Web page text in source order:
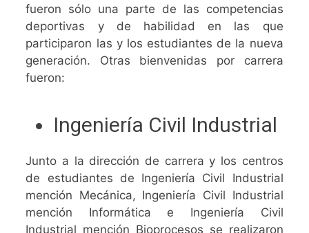
fueron sólo una parte de las competencias
deportivas y de habilidad en las que
participaron las y los estudiantes de la nueva
generación. Otras bienvenidas por carrera
fueron:
Ingeniería Civil Industrial
Junto a la dirección de carrera y los centros
de estudiantes de Ingeniería Civil Industrial
mención Mecánica, Ingeniería Civil Industrial
mención Informática e Ingeniería Civil
Industrial mención Bioprocesos se realizaron